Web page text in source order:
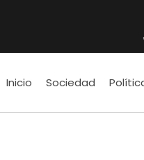
Inicio Sociedad